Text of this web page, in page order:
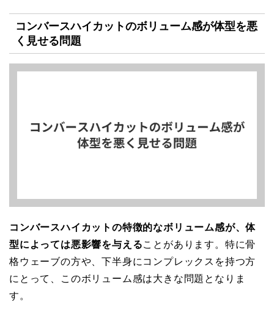
コンバースハイカットのボリューム感が体型を悪
く見せる問題
コンバースハイカットの特徴的なボリューム感が、体
型によっては悪影響を与えることがあります。特に骨
格ウェーブの方や、下半身にコンプレックスを持つ方
にとって、このボリューム感は大きな問題となりま
す。